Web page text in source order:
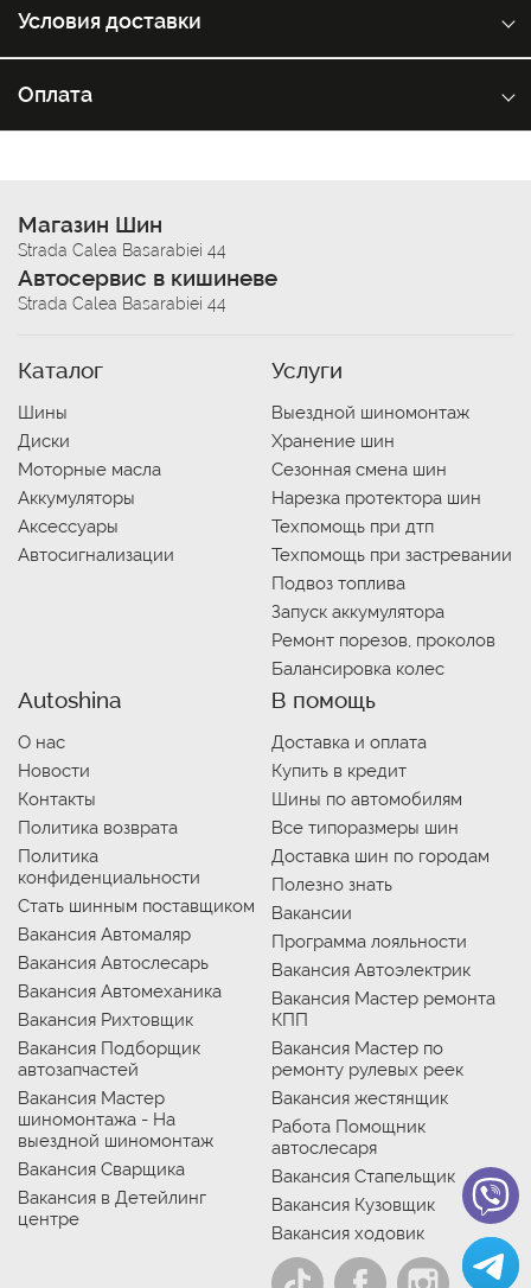
Условия доставки
Оплата
Магазин Шин
Strada Calea Basarabiei 44
Автосервис в кишиневе
Strada Calea Basarabiei 44
Каталог
Шины
Диски
Моторные масла
Аккумуляторы
Аксессуары
Автосигнализации
Услуги
Выездной шиномонтаж
Хранение шин
Сезонная смена шин
Нарезка протектора шин
Техпомощь при дтп
Техпомощь при застревании
Подвоз топлива
Запуск аккумулятора
Ремонт порезов, проколов
Балансировка колес
Autoshina
О нас
Новости
Контакты
Политика возврата
Политика
конфиденциальности
Стать шинным поставщиком
Вакансия Автомаляр
Вакансия Автослесарь
Вакансия Автомеханика
Вакансия Рихтовщик
Вакансия Подборщик
автозапчастей
Вакансия Мастер
шиномонтажа - На
выездной шиномонтаж
Вакансия Сварщика
Вакансия в Детейлинг
центре
В помощь
Доставка и оплата
Купить в кредит
Шины по автомобилям
Все типоразмеры шин
Доставка шин по городам
Полезно знать
Вакансии
Программа лояльности
Вакансия Автоэлектрик
Вакансия Мастер ремонта
КПП
Вакансия Мастер по
ремонту рулевых реек
Вакансия жестянщик
Работа Помощник
автослесаря
Вакансия Стапельщик
Вакансия Кузовщик
Вакансия ходовик